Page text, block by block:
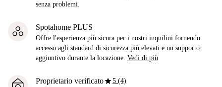
senza problemi.
Spotahome PLUS
Offre l'esperienza più sicura per i nostri inquilini fornendo
accesso agli standard di sicurezza più elevati e un supporto
aggiuntivo durante la locazione. Vedi di più
Proprietario verificatostar5 (4)